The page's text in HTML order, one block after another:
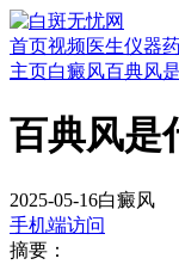
首页视频医生仪器
主页白癜风百典风
百典风是
2025-05-16白癜风
手机端访问
摘要：